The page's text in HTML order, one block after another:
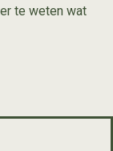
te weten wat